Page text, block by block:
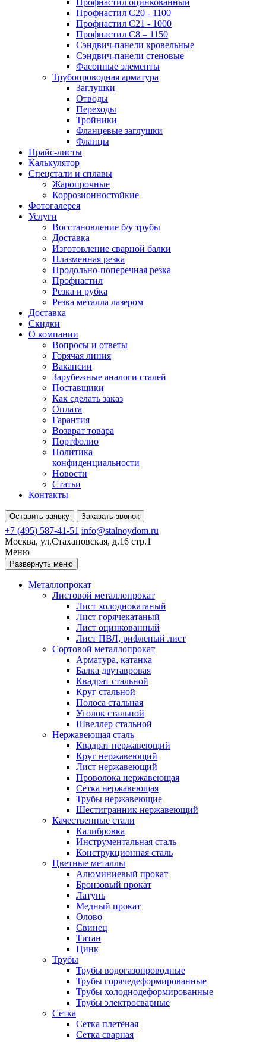
Профнастил оцинкованный
Профнастил С20 - 1100
Профнастил С21 - 1000
Профнастил С8 – 1150
Сэндвич-панели кровельные
Сэндвич-панели стеновые
Фасонные элементы
Трубопроводная арматура
Заглушки
Отводы
Переходы
Тройники
Фланцевые заглушки
Фланцы
Прайс-листы
Калькулятор
Спецстали и сплавы
Жаропрочные
Коррозионностойкие
Фотогалерея
Услуги
Восстановление б/у трубы
Доставка
Изготовление сварной балки
Плазменная резка
Продольно-поперечная резка
Профнастил
Резка и рубка
Резка металла лазером
Доставка
Скидки
О компании
Вопросы и ответы
Горячая линия
Вакансии
Зарубежные аналоги сталей
Поставщики
Как сделать заказ
Оплата
Гарантия
Возврат товара
Портфолио
Политика
конфиденциальности
Новости
Статьи
Контакты
Оставить заявку Заказать звонок
+7 (495) 587-41-51 info@stalnoydom.ru
Москва, ул.Стахановская, д.16 стр.1
Меню
Развернуть меню
Металлопрокат
Листовой металлопрокат
Лист холоднокатаный
Лист горячекатаный
Лист оцинкованный
Лист ПВЛ, рифленый лист
Сортовой металлопрокат
Арматура, катанка
Балка двутавровая
Квадрат стальной
Круг стальной
Полоса стальная
Уголок стальной
Швеллер стальной
Нержавеющая сталь
Квадрат нержавеющий
Круг нержавеющий
Лист нержавеющий
Проволока нержавеющая
Сетка нержавеющая
Трубы нержавеющие
Шестигранник нержавеющий
Качественные стали
Калибровка
Инструментальная сталь
Конструкционная сталь
Цветные металлы
Алюминиевый прокат
Бронзовый прокат
Латунь
Медный прокат
Олово
Свинец
Титан
Цинк
Трубы
Трубы водогазопроводные
Трубы горячедеформированные
Трубы холоднодеформированные
Трубы электросварные
Сетка
Сетка плетёная
Сетка сварная